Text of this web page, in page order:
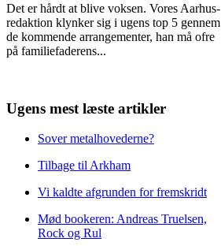
Det er hårdt at blive voksen. Vores Aarhus-
redaktion klynker sig i ugens top 5 gennem
de kommende arrangementer, han må ofre
på familiefaderens...
Ugens mest læste artikler
Sover metalhovederne?
Tilbage til Arkham
Vi kaldte afgrunden for fremskridt
Mød bookeren: Andreas Truelsen,
Rock og Rul